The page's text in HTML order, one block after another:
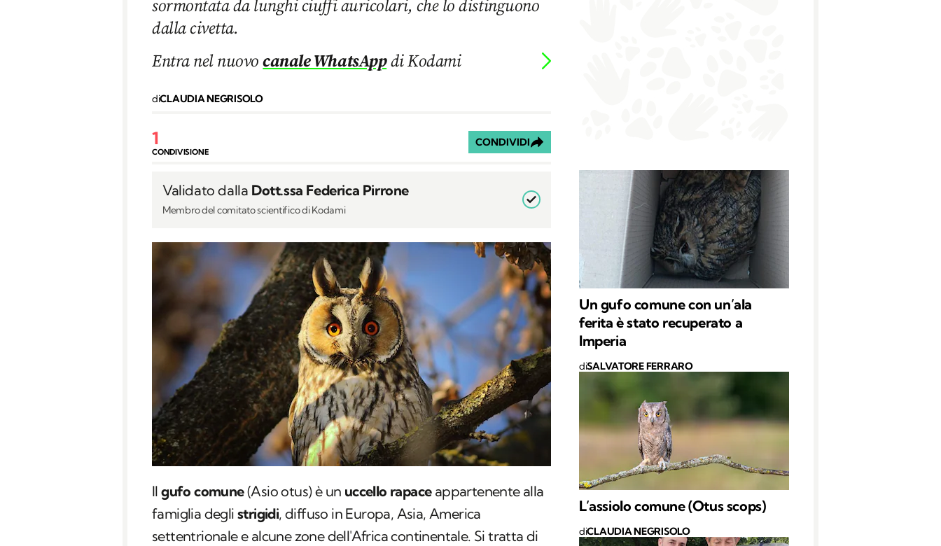
sormontata da lunghi ciuffi auricolari, che lo distinguono
dalla civetta.
Entra nel nuovocanale WhatsAppdi Kodami
diCLAUDIA NEGRISOLO
1
CONDIVISIONE
CONDIVIDI
Validato dalla Dott.ssa Federica Pirrone
Membro del comitato scientifico di Kodami
Ilgufo comune(Asio otus) è un uccello rapaceappartenente alla
famiglia deglistrigidi, diffuso in Europa, Asia, America
settentrionale e alcune zone dell'Africa continentale. Si tratta di
Un gufo comune con un’ala
ferita è stato recuperato a
Imperia
diSALVATORE FERRARO
L’assiolo comune (Otus scops)
diCLAUDIA NEGRISOLO